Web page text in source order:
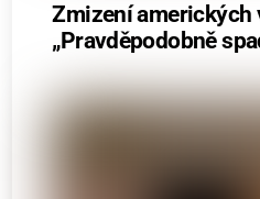
Zmizení amerických
„Pravděpodobně